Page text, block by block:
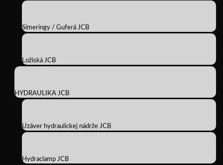
Simeringy / Guferá JCB
Ložiská JCB
HYDRAULIKA JCB
Uzáver hydraulickej nádrže JCB
Hydraclamp JCB